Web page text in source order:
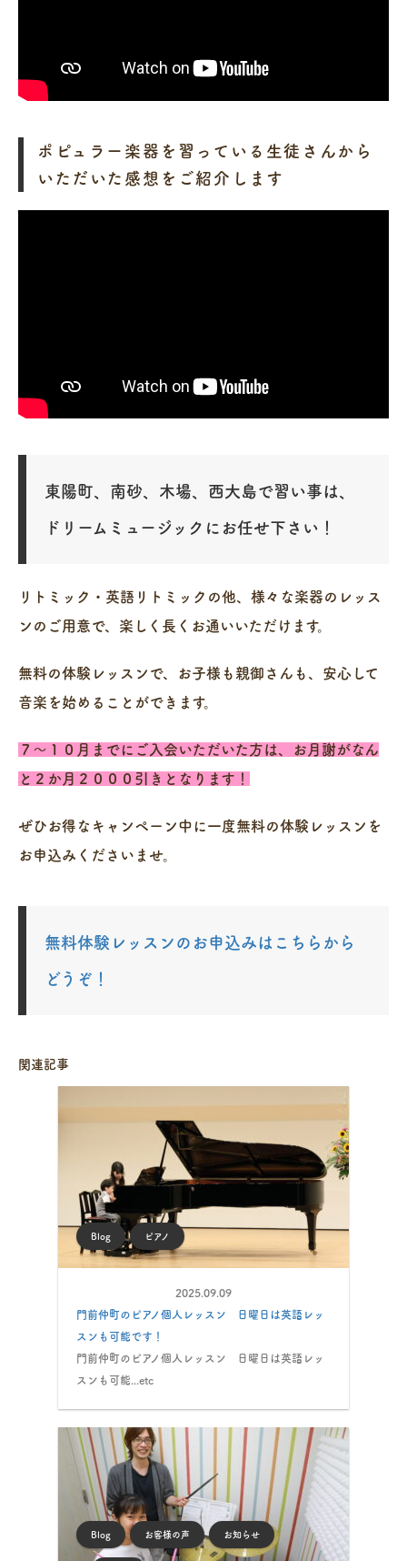
ポピュラー楽器を習っている生徒さんから
いただいた感想をご紹介します
東陽町、南砂、木場、西大島で習い事は、
ドリームミュージックにお任せ下さい！
リトミック・英語リトミックの他、様々な楽器のレッス
ンのご用意で、楽しく長くお通いいただけます。
無料の体験レッスンで、お子様も親御さんも、安心して
音楽を始めることができます。
７～１０月までにご入会いただいた方は、お月謝がなん
と２か月２０００引きとなります！
ぜひお得なキャンペーン中に一度無料の体験レッスンを
お申込みくださいませ。
無料体験レッスンのお申込みはこちらから
どうぞ！
関連記事
Blog ピアノ
2025.09.09
門前仲町のピアノ個人レッスン 日曜日は英語レッ
スンも可能です！
門前仲町のピアノ個人レッスン 日曜日は英語レッ
スンも可能...etc
Blog お客様の声 お知らせ